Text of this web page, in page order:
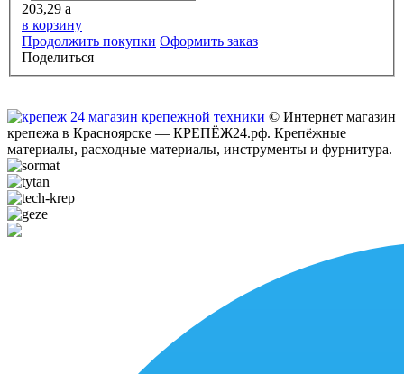
203,29 a
в корзину
Продолжить покупки Оформить заказ
Поделиться
© Интернет магазин
крепежа в Красноярске — КРЕПЁЖ24.рф. Крепёжные
материалы, расходные материалы, инструменты и фурнитура.